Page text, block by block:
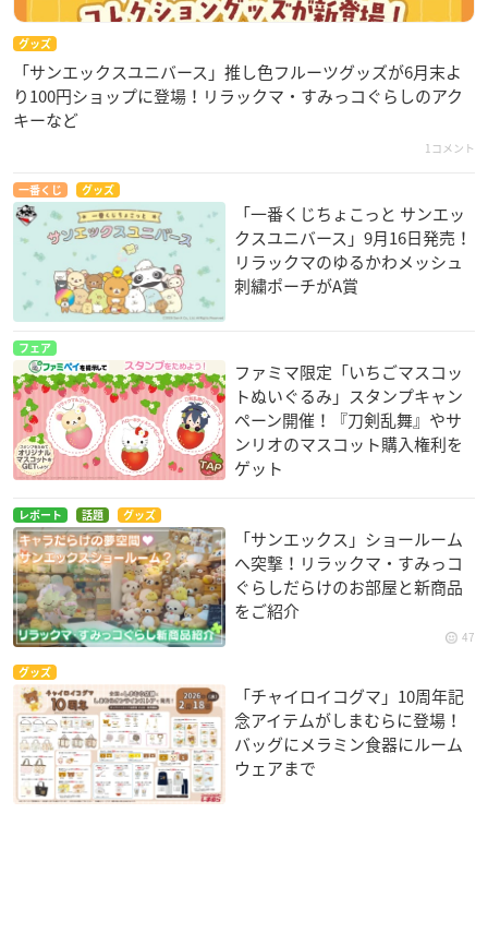
グッズ
「サンエックスユニバース」推し色フルーツグッズが6月末よ
り100円ショップに登場！リラックマ・すみっコぐらしのアク
キーなど
1コメント
一番くじ グッズ
「一番くじちょこっと サンエッ
クスユニバース」9月16日発売！
リラックマのゆるかわメッシュ
刺繍ポーチがA賞
フェア
ファミマ限定「いちごマスコッ
トぬいぐるみ」スタンプキャン
ペーン開催！『刀剣乱舞』やサ
ンリオのマスコット購入権利を
ゲット
レポート 話題 グッズ
「サンエックス」ショールーム
へ突撃！リラックマ・すみっコ
ぐらしだらけのお部屋と新商品
をご紹介
47
グッズ
「チャイロイコグマ」10周年記
念アイテムがしまむらに登場！
バッグにメラミン食器にルーム
ウェアまで